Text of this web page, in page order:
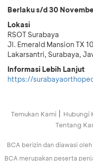
Berlaku s/d 30
Lokasi
RSOT Surabaya
Jl. Emerald Mansion TX
Lakarsantri, Surabaya,
Informasi Lebih Lanjut
https://
Temukan Kami Hubungi
Tentang
BCA berizin dan diawasi
BCA merupakan peserta